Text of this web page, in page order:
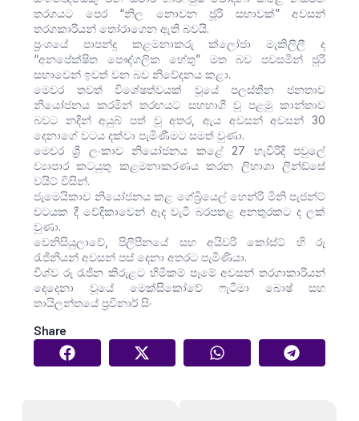
තරගයට පෙර “නිල නොවන ජූරි සභාවක්” අවසන්
තරගකාරියන් තෝරාගෙන ඇති බවයි.
ප්‍රංශයේ පාපන්දු කළමනාකරු ක්ලෝජා මැකිලිලී ද
“අනපේක්ෂිත පෞද්ගලික හේතු” මත බව පවසමින් ජූරි
සභාවෙන් ඉවත් වන බව නිවේදනය කළා.
මෙවර තවත් විශේෂත්වයක් වූයේ පලස්තීන ජනතාව
නියෝජනය කරමින් තරඟයට සහභාගී වූ පළමු කාන්තාව
බවට නදීන් අයුබ් පත් වූ අතර, ඇය අවසන් අවසන් 30
දෙනාගේ වටය දක්වා පැමිණීමට සමත් වුණා.
මෙවර ශ්‍රී ලංකාව නියෝජනය කළේ 27 හැවිරිදි පවුලේ
ව්‍යාපාර කටයුතු කළමනාකරණය කරන ලිහාශා ලින්ඩ්සේ
වයිට් විසින්.
ජැමෙයිකාව නියෝජනය කළ ගේබ්‍රියෙල් හෙන්රි මිනි පැජන්ට්
වටයක දී වේදිකාවෙන් ඇද වැටී බරපතළ අනතුරකට ද ලක්
වුණා.
වෙනිසියුලාවේ, පිලිපීනයේ සහ අයිවරි කෝස්ට් හි රූ
රැජිනියන් අවසන් පස් දෙනා අතරට පැමිණියා.
විශ්ව රූ රැජින කිරුළට හිමිකම් පෑමේ අවසන් තරගාකාරියන්
දෙදෙනා වූයේ මෙක්සිකෝවේ ෆැටීමා බොෂ් සහ
තායිලන්තයේ ප්‍රවීනාර් සිං
Share